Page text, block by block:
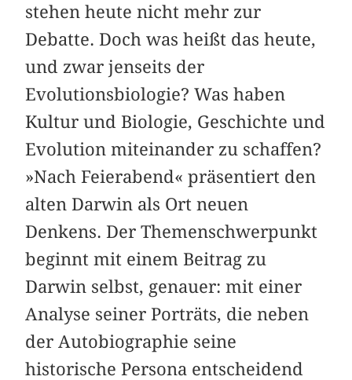
stehen heute nicht mehr zur
Debatte. Doch was heißt das heute,
und zwar jenseits der
Evolutionsbiologie? Was haben
Kultur und Biologie, Geschichte und
Evolution miteinander zu schaffen?
»Nach Feierabend« präsentiert den
alten Darwin als Ort neuen
Denkens. Der Themenschwerpunkt
beginnt mit einem Beitrag zu
Darwin selbst, genauer: mit einer
Analyse seiner Porträts, die neben
der Autobiographie seine
historische Persona entscheidend